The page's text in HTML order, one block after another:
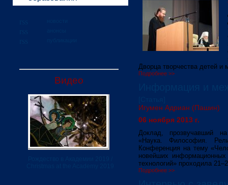
Видео
Дворца творчества детей и
Подробнее >>
Игумен Адриан (Пашин)
06 ноября 2013 г.
Доклад, прозвучавший
«Наука. Философия.
Конференция на тему
новейших
технологий» проходила
Подробнее >>